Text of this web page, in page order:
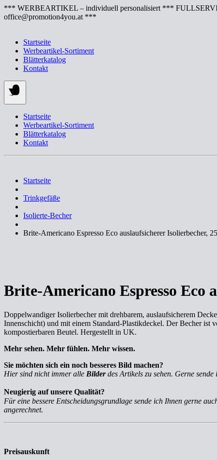
Springe
zum
*** WERBEARTIKEL – individuell personalisiert ***
office@promotion4you.at ***
Startseite
Werbeartikel-Sortiment
Blätterkatalog
Kontakt
Startseite
Werbeartikel-Sortiment
Blätterkatalog
Kontakt
Startseite
Trinkgefäße
Isolierte-Becher
Brite-Americano Espresso Eco auslaufsicherer Isolierbecher,
Brite-Americano Espresso Eco
Doppelwandiger Isolierbecher mit drehbarem, auslaufsicherem
Innenschicht) und mit einem Standard-Plastikdeckel. Der Becher ist
kompostierbaren Beutel. Hergestellt in UK.
Mehr sehen. Mehr fühlen. Mehr wissen.
Sie möchten sich ein noch besseres Bild machen?
Hier sind nicht immer alle Bilderdes Artikels zu sehen. Gerne
Neugierig auf unsere Qualität?
Für eine bessere Entscheidungsgrundlage sende ich Ihnen gerne
angerechnet.
Preisauskunft